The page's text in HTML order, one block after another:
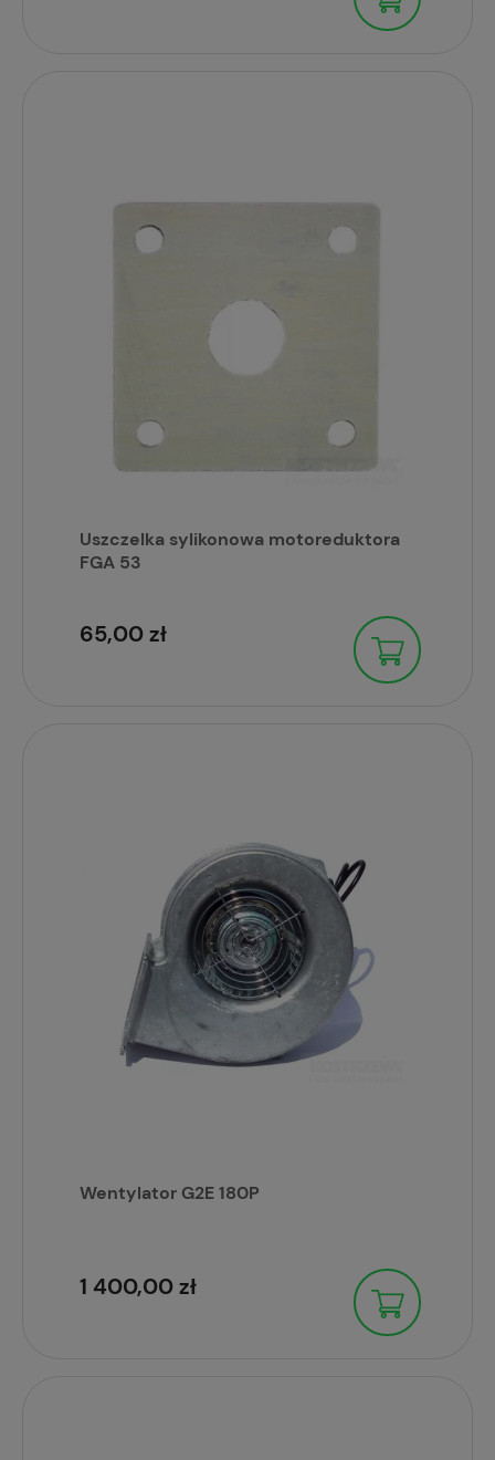
Uszczelka sylikonowa motoreduktora
FGA 53
65,00 zł
Wentylator G2E 180P
1 400,00 zł